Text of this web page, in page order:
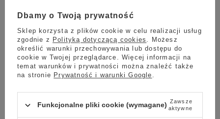
Wysyłkajeszcze dzisiaj
Towar dostępny w magazynie
Darmowa dostawa
Czekolada na gorąco Diemme Extra Fondente 500g -
Dbamy o Twoją prywatność
Sklep korzysta z plików cookie w celu realizacji usług
zgodnie z Polityką dotyczącą cookies . Możesz
określić warunki przechowywania lub dostępu do
cookie w Twojej przeglądarce. Więcej informacji na
temat warunków i prywatności można znaleźć także
na stronie Prywatność i warunki Google .
Funkcjonalne pliki cookie (wymagane) Zawsze
aktywne